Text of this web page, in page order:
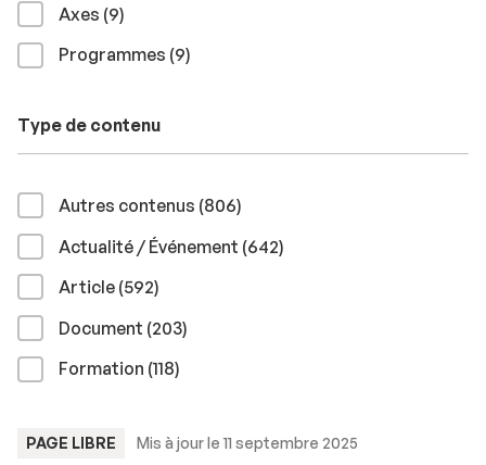
Axes (9résultats
)
Programmes (9résultats
)
Type de contenu
Autres contenus (806résultats
)
Actualité / Événement (642résultats
)
Article (592résultats
)
Document (203résultats
)
Formation (118résultats
)
TYPE
PAGE LIBRE Mis à jour le 11 septembre 2025